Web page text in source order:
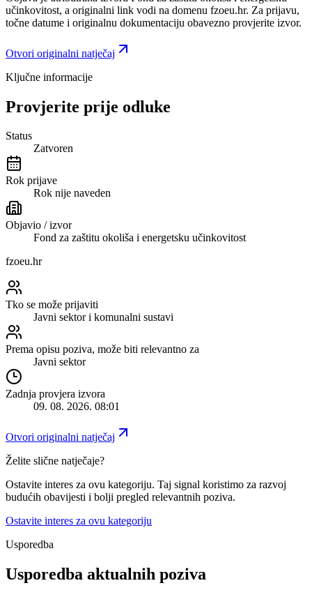
učinkovitost, a originalni link vodi na domenu fzoeu.hr. Za prijavu,
točne datume i originalnu dokumentaciju obavezno provjerite izvor.
Otvori originalni natječaj
Ključne informacije
Provjerite prije odluke
Status
Zatvoren
Rok prijave
Rok nije naveden
Objavio / izvor
Fond za zaštitu okoliša i energetsku učinkovitost
fzoeu.hr
Tko se može prijaviti
Javni sektor i komunalni sustavi
Prema opisu poziva, može biti relevantno za
Javni sektor
Zadnja provjera izvora
09. 08. 2026. 08:01
Otvori originalni natječaj
Želite slične natječaje?
Ostavite interes za ovu kategoriju. Taj signal koristimo za razvoj
budućih obavijesti i bolji pregled relevantnih poziva.
Ostavite interes za ovu kategoriju
Usporedba
Usporedba aktualnih poziva